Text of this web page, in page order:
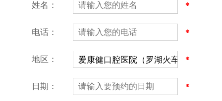
营业时间：9:00-18:00
（节假日照常上班）
姓名： *
电话： *
地区： *
日期： *